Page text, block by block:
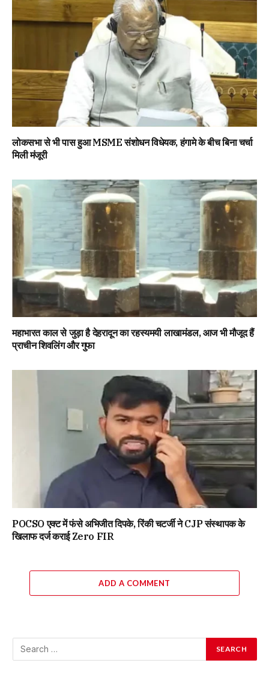
लोकसभा से भी पास हुआ MSME संशोधन विधेयक, हंगामे के बीच बिना चर्चा
मिली मंजूरी
महाभारत काल से जुड़ा है देहरादून का रहस्यमयी लाखामंडल, आज भी मौजूद हैं
प्राचीन शिवलिंग और गुफा
POCSO एक्ट में फंसे अभिजीत दिपके, रिंकी चटर्जी ने CJP संस्थापक के
खिलाफ दर्ज कराई Zero FIR
ADD A COMMENT